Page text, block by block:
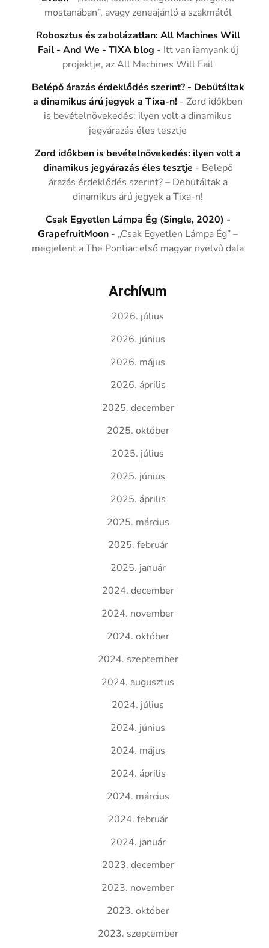
mostanában”, avagy zeneajánló a szakmától
Robosztus és zabolázatlan: All Machines Will
Fail - And We - TIXA blog - Itt van iamyank új
projektje, az All Machines Will Fail
Belépő árazás érdeklődés szerint? - Debütáltak
a dinamikus árú jegyek a Tixa-n! -Zord időkben
is bevételnövekedés: ilyen volt a dinamikus
jegyárazás éles tesztje
Zord időkben is bevételnövekedés: ilyen volt a
dinamikus jegyárazás éles tesztje - Belépő
árazás érdeklődés szerint? – Debütáltak a
dinamikus árú jegyek a Tixa-n!
Csak Egyetlen Lámpa Ég (Single, 2020) -
GrapefruitMoon - „Csak Egyetlen Lámpa Ég” –
megjelent a The Pontiac első magyar nyelvű dala
Archívum
2026. július
2026. június
2026. május
2026. április
2025. december
2025. október
2025. július
2025. június
2025. április
2025. március
2025. február
2025. január
2024. december
2024. november
2024. október
2024. szeptember
2024. augusztus
2024. július
2024. június
2024. május
2024. április
2024. március
2024. február
2024. január
2023. december
2023. november
2023. október
2023. szeptember